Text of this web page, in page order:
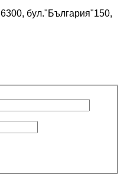
6300, бул."България"150,